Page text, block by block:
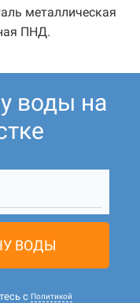
металлическая
ПНД.
воды на
ВОДЫ
с Политикой